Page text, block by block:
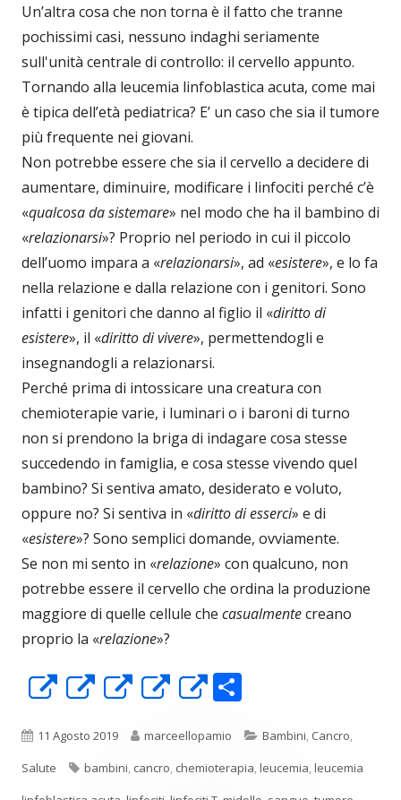
Un’altra cosa che non torna è il fatto che tranne
pochissimi casi, nessuno indaghi seriamente
sull'unità centrale di controllo: il cervello appunto.
Tornando alla leucemia linfoblastica acuta, come mai
è tipica dell’età pediatrica? E’ un caso che sia il tumore
più frequente nei giovani.
Non potrebbe essere che sia il cervello a decidere di
aumentare, diminuire, modificare i linfociti perché c’è
«qualcosa da sistemare» nel modo che ha il bambino di
«relazionarsi»? Proprio nel periodo in cui il piccolo
dell’uomo impara a «relazionarsi», ad «esistere», e lo fa
nella relazione e dalla relazione con i genitori. Sono
infatti i genitori che danno al figlio il «diritto di
esistere», il «diritto di vivere», permettendogli e
insegnandogli a relazionarsi.
Perché prima di intossicare una creatura con
chemioterapie varie, i luminari o i baroni di turno
non si prendono la briga di indagare cosa stesse
succedendo in famiglia, e cosa stesse vivendo quel
bambino? Si sentiva amato, desiderato e voluto,
oppure no? Si sentiva in «diritto di esserci» e di
«esistere»? Sono semplici domande, ovviamente.
Se non mi sento in «relazione» con qualcuno, non
potrebbe essere il cervello che ordina la produzione
maggiore di quelle cellule che casualmentecreano
proprio la «relazione»?
Apre
una
nuova
Apre
una
nuova
Apre
una
nuova
Apre
una
nuova
Apre
una
nuova
n
di
Pubblicato
11 Agosto 2019 Autore
marceellopamio Categorie
Bambini, Cancro,
Salute
Tag
bambini, cancro, chemioterapia,leucemia,leucemia